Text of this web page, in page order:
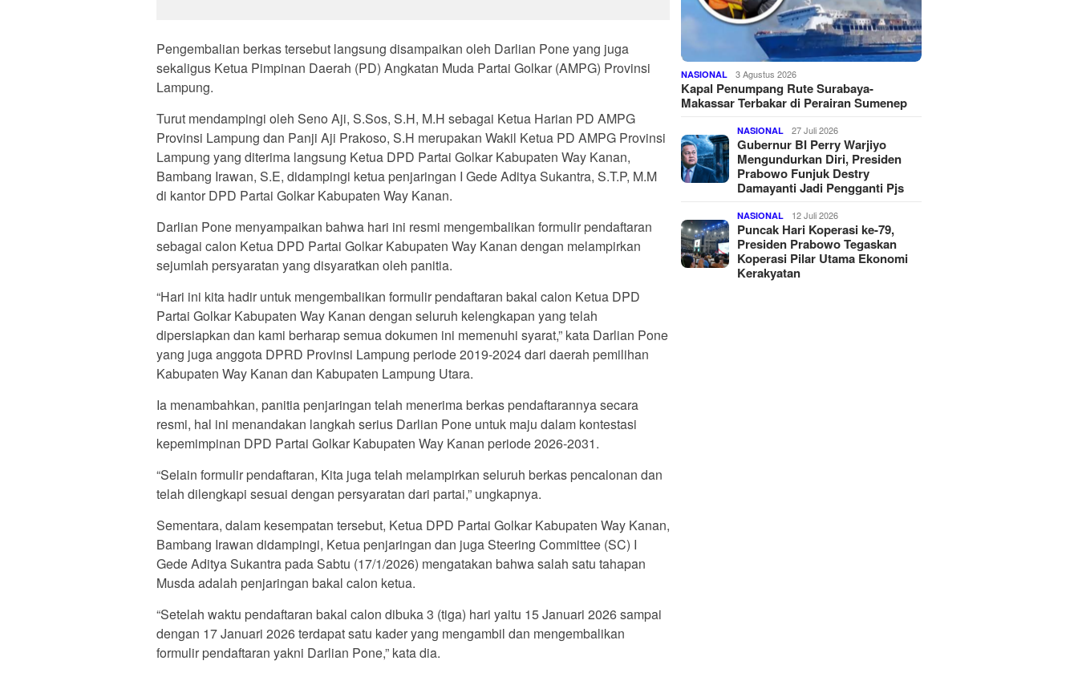
‎Pengembalian berkas tersebut langsung disampaikan oleh Darlian Pone yang juga
sekaligus Ketua Pimpinan Daerah (PD) Angkatan Muda Partai Golkar (AMPG) Provinsi
Lampung.
Turut mendampingi oleh Seno Aji, S.Sos, S.H, M.H sebagai Ketua Harian PD AMPG
Provinsi Lampung dan Panji Aji Prakoso, S.H merupakan Wakil Ketua PD AMPG Provinsi
Lampung yang diterima langsung Ketua DPD Partai Golkar Kabupaten Way Kanan,
Bambang Irawan, S.E, didampingi ketua penjaringan I Gede Aditya Sukantra, S.T.P, M.M
di kantor DPD Partai Golkar Kabupaten Way Kanan.
Darlian Pone menyampaikan bahwa hari ini resmi mengembalikan formulir pendaftaran
sebagai calon Ketua DPD Partai Golkar Kabupaten Way Kanan dengan melampirkan
sejumlah persyaratan yang disyaratkan oleh panitia.
“Hari ini kita hadir untuk mengembalikan formulir pendaftaran bakal calon Ketua DPD
Partai Golkar Kabupaten Way Kanan dengan seluruh kelengkapan yang telah
dipersiapkan dan kami berharap semua dokumen ini memenuhi syarat,” kata Darlian Pone
yang juga anggota DPRD Provinsi Lampung periode 2019-2024 dari daerah pemilihan
Kabupaten Way Kanan dan Kabupaten Lampung Utara.
Ia menambahkan, panitia penjaringan telah menerima berkas pendaftarannya secara
resmi, hal ini menandakan langkah serius Darlian Pone untuk maju dalam kontestasi
kepemimpinan DPD Partai Golkar Kabupaten Way Kanan periode 2026-2031.
“Selain formulir pendaftaran, Kita juga telah melampirkan seluruh berkas pencalonan dan
telah dilengkapi sesuai dengan persyaratan dari partai,” ungkapnya.
Sementara, dalam kesempatan tersebut, Ketua DPD Partai Golkar Kabupaten Way Kanan,
Bambang Irawan didampingi, Ketua penjaringan dan juga Steering Committee (SC) I
Gede Aditya Sukantra pada Sabtu (17/1/2026) mengatakan bahwa salah satu tahapan
Musda adalah penjaringan bakal calon ketua.
“Setelah waktu pendaftaran bakal calon dibuka 3 (tiga) hari yaitu 15 Januari 2026 sampai
dengan 17 Januari 2026 terdapat satu kader yang mengambil dan mengembalikan
formulir pendaftaran yakni Darlian Pone,” kata dia.
NASIONAL 3 Agustus 2026
Kapal Penumpang Rute Surabaya-
Makassar Terbakar di Perairan Sumenep
NASIONAL 27 Juli 2026
Gubernur BI Perry Warjiyo
Mengundurkan Diri, Presiden
Prabowo Funjuk Destry
Damayanti Jadi Pengganti Pjs
NASIONAL 12 Juli 2026
Puncak Hari Koperasi ke-79,
Presiden Prabowo Tegaskan
Koperasi Pilar Utama Ekonomi
Kerakyatan